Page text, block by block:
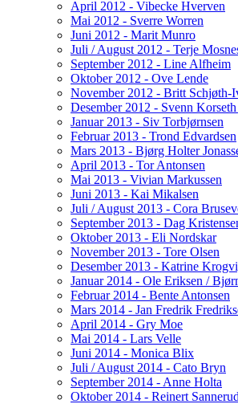
April 2012 - Vibecke Hverven
Mai 2012 - Sverre Worren
Juni 2012 - Marit Munro
Juli / August 2012 - Terje
September 2012 - Line Alfheim
Oktober 2012 - Ove Lende
November 2012 - Britt Schjøth-
Desember 2012 - Svenn
Januar 2013 - Siv Torbjørnsen
Februar 2013 - Trond Edvardsen
Mars 2013 - Bjørg Holter
April 2013 - Tor Antonsen
Mai 2013 - Vivian Markussen
Juni 2013 - Kai Mikalsen
Juli / August 2013 - Cora
September 2013 - Dag
Oktober 2013 - Eli Nordskar
November 2013 - Tore Olsen
Desember 2013 - Katrine
Januar 2014 - Ole Eriksen /
Februar 2014 - Bente Antonsen
Mars 2014 - Jan Fredrik
April 2014 - Gry Moe
Mai 2014 - Lars Velle
Juni 2014 - Monica Blix
Juli / August 2014 - Cato Bryn
September 2014 - Anne Holta
Oktober 2014 - Reinert Sannerud